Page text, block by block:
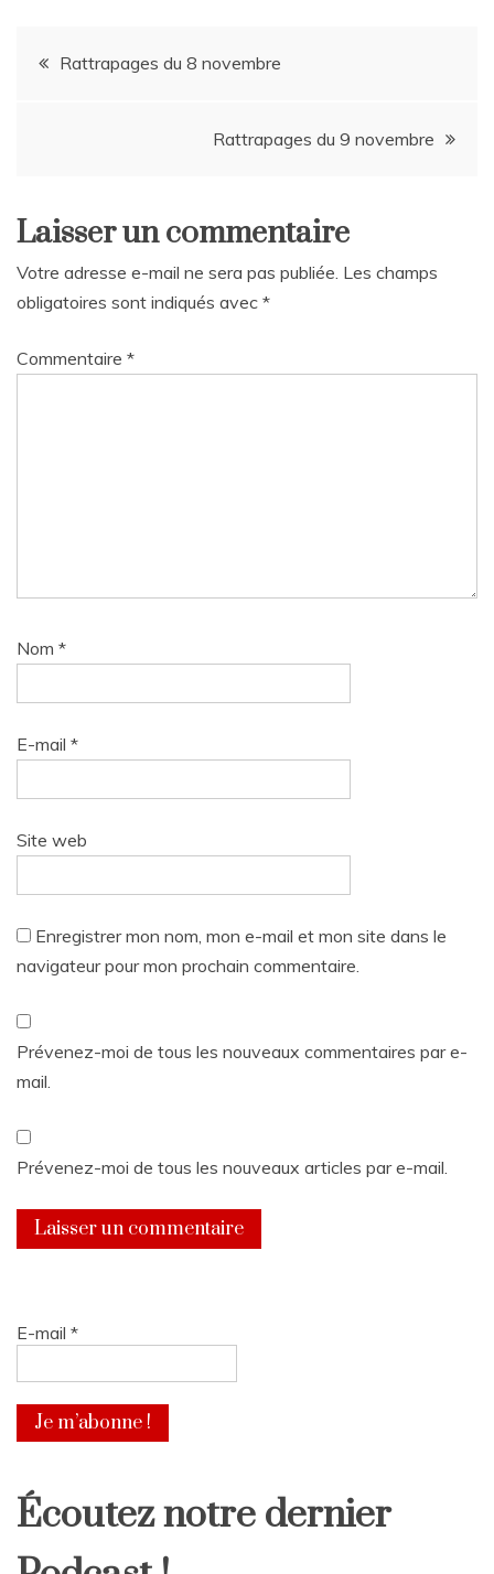
Navigation
Rattrapages du 8 novembre
Rattrapages du 9 novembre
Laisser un commentaire
Votre adresse e-mail ne sera pas publiée. Les champs
obligatoires sont indiqués avec *
Commentaire *
Nom *
E-mail *
Site web
Enregistrer mon nom, mon e-mail et mon site dans le
navigateur pour mon prochain commentaire.
Prévenez-moi de tous les nouveaux commentaires par e-
mail.
Prévenez-moi de tous les nouveaux articles par e-mail.
E-mail *
Écoutez notre dernier